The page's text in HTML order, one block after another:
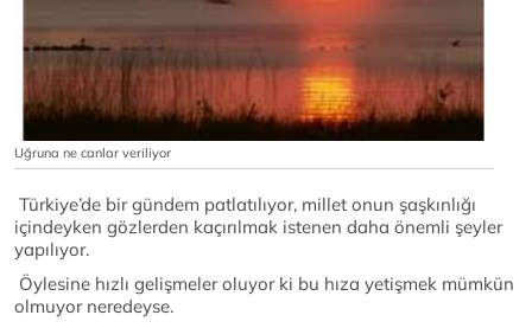
Uğruna ne canlar veriliyor
Türkiye’de bir gündem patlatılıyor, millet onun şaşkınlığı
içindeyken gözlerden kaçırılmak istenen daha önemli şeyler
yapılıyor.
Öylesine hızlı gelişmeler oluyor ki bu hıza yetişmek mümkün
olmuyor neredeyse.